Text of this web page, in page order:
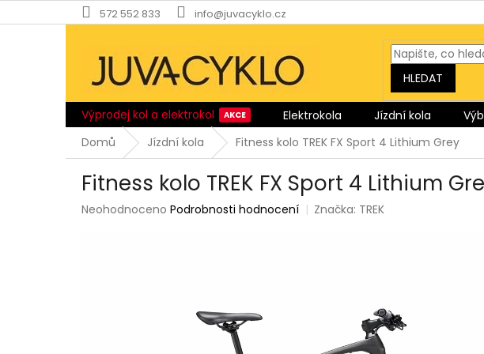
na
572 552 833 info@juvacyklo.cz
HLEDAT
Výprodej kol a elektrokol Elektrokola Jízdní kola
Domů
Jízdní kola Fitness kolo TREK FX Sport 4 Lithium Grey
Fitness kolo TREK FX Sport 4 Lithium
Průměrné
Neohodnoceno Podrobnosti hodnocení Značka: TREK